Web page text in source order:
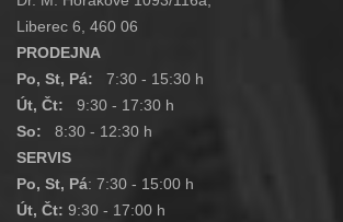
Liberec 6, 460 06
PRODEJNA
Po, St, Pá:
7:30 - 15:30 h
Út, Čt: 9:30 - 17:30 h
So: 8:30 - 12:30 h
SERVIS
Po, St, Pá: 7:30 - 15:00 h
Út, Čt: 9:30 - 17:00 h